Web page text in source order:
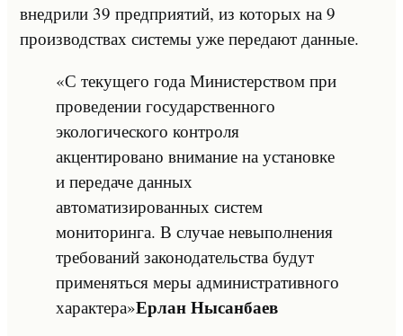
внедрили 39 предприятий, из которых на 9
производствах системы уже передают данные.
«С текущего года Министерством при
проведении государственного
экологического контроля
акцентировано внимание на установке
и передаче данных
автоматизированных систем
мониторинга. В случае невыполнения
требований законодательства будут
применяться меры административного
характера»Ерлан Нысанбаев